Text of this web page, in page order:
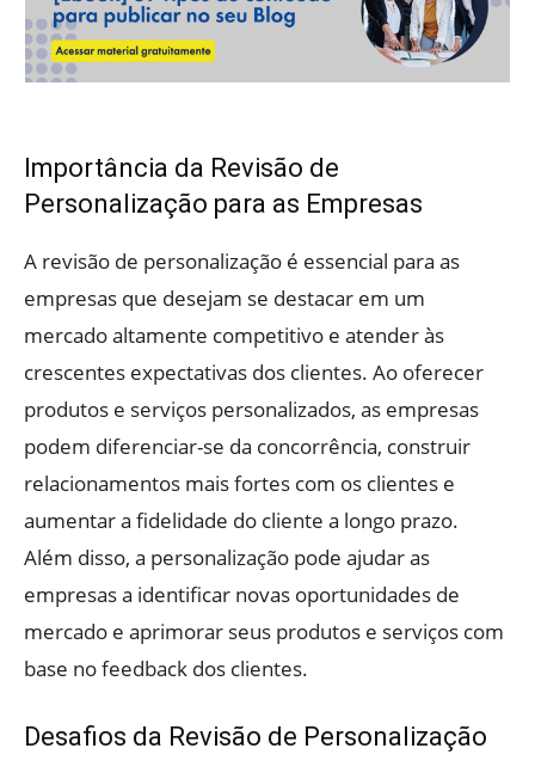
Importância da Revisão de
Personalização para as Empresas
A revisão de personalização é essencial para as
empresas que desejam se destacar em um
mercado altamente competitivo e atender às
crescentes expectativas dos clientes. Ao oferecer
produtos e serviços personalizados, as empresas
podem diferenciar-se da concorrência, construir
relacionamentos mais fortes com os clientes e
aumentar a fidelidade do cliente a longo prazo.
Além disso, a personalização pode ajudar as
empresas a identificar novas oportunidades de
mercado e aprimorar seus produtos e serviços com
base no feedback dos clientes.
Desafios da Revisão de Personalização